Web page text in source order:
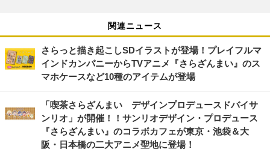
関連ニュース
さらっと描き起こしSDイラストが登場！プレイフルマ
インドカンパニーからTVアニメ『さらざんまい』のス
マホケースなど10種のアイテムが登場
「喫茶さらざんまい デザインプロデュースドバイサ
ンリオ」が開催！！サンリオデザイン・プロデュース
『さらざんまい』のコラボカフェが東京・池袋＆大
阪・日本橋の二大アニメ聖地に登場！